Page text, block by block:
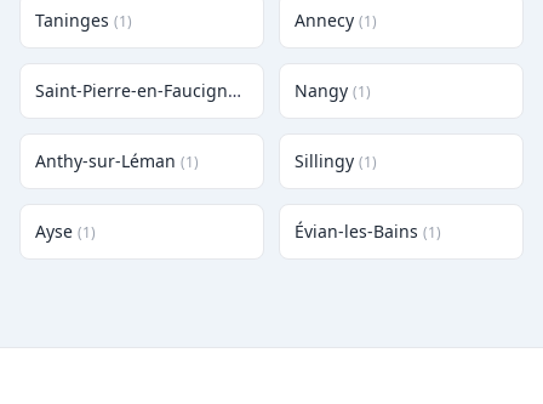
Taninges (1) Annecy (1)
Saint-Pierre-en-Faucigny Nangy (1)
Anthy-sur-Léman (1) Sillingy (1)
Ayse (1) Évian-les-Bains (1)